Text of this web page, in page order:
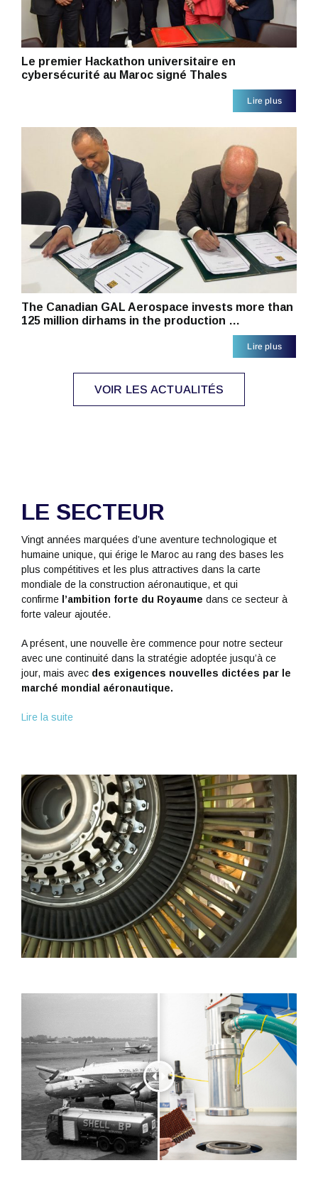
Le premier Hackathon universitaire en
cybersécurité au Maroc signé Thales
Lire plus
The Canadian GAL Aerospace invests more than
125 million dirhams in the production …
Lire plus
VOIR LES ACTUALITÉS
LE SECTEUR
Vingt années marquées d’une aventure technologique et
humaine unique, qui érige le Maroc au rang des bases les
plus compétitives et les plus attractives dans la carte
mondiale de la construction aéronautique, et qui
confirme l’ambition forte du Royaume dans ce secteur à
forte valeur ajoutée.
A présent, une nouvelle ère commence pour notre secteur
avec une continuité dans la stratégie adoptée jusqu’à ce
jour, mais avec des exigences nouvelles dictées par le
marché mondial aéronautique.
Lire la suite